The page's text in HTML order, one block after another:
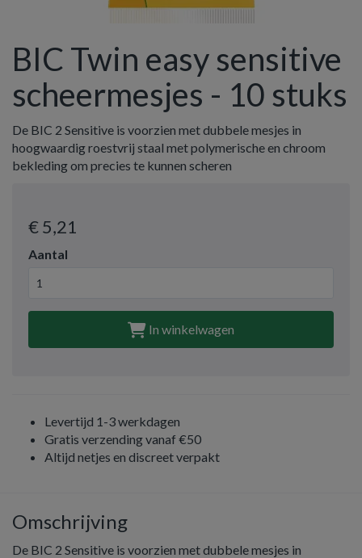
BIC Twin easy sensitive
scheermesjes - 10 stuks
De BIC 2 Sensitive is voorzien met dubbele mesjes in
hoogwaardig roestvrij staal met polymerische en chroom
bekleding om precies te kunnen scheren
€ 5,21
Aantal
In winkelwagen
Levertijd 1-3 werkdagen
Gratis verzending vanaf €50
Altijd netjes en discreet verpakt
Omschrijving
De BIC 2 Sensitive is voorzien met dubbele mesjes in